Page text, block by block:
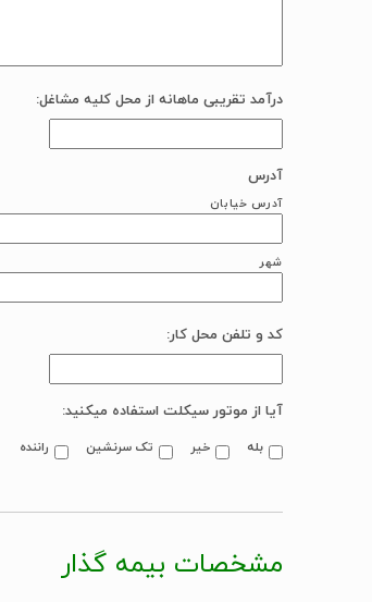
درآمد تقریبی ماهانه از محل کلیه مشاغل:
آدرس
آدرس خیابان
شهر
کد و تلفن محل کار:
آیا از موتور سیکلت استفاده میکنید:
بله خیر تک سرنشین راننده
مشخصات بیمه گذار